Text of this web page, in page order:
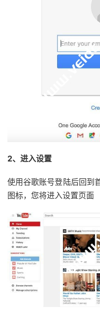
2、进入设置
使用谷歌账号登陆后回到
图标，您将进入设置页面